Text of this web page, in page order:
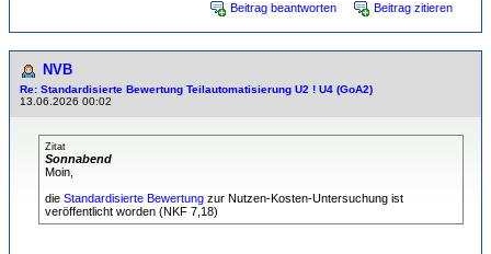
Beitrag beantworten Beitrag zitieren
NVB
Re: Standardisierte Bewertung Teilautomatisierung U2 ! U4 (GoA2)
13.06.2026 00:02
Zitat
Sonnabend
Moin,
die Standardisierte Bewertung zur Nutzen-Kosten-Untersuchung ist
veröffentlicht worden (NKF 7,18)